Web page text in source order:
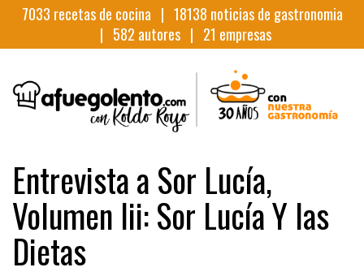
7033 recetas de cocina | 18138 noticias de gastronomia
| 582 autores | 21 empresas
Entrevista a Sor Lucía,
Volumen Iii: Sor Lucía Y las
Dietas